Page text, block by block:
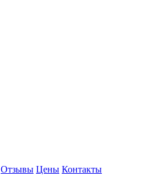
Отзывы Цены Контакты